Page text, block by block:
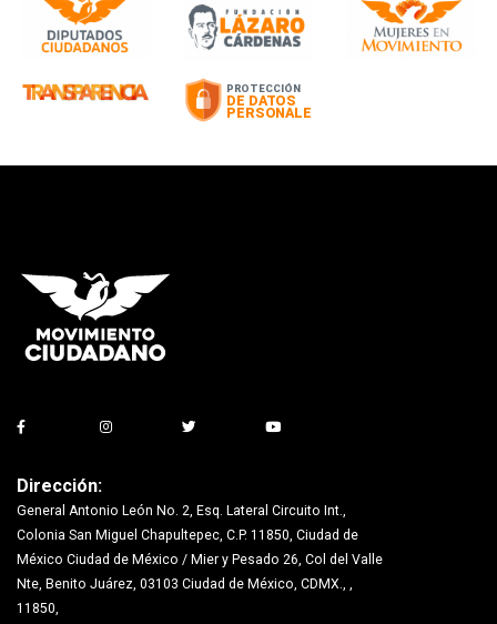
Dirección:
General Antonio León No. 2, Esq. Lateral Circuito Int.,
Colonia San Miguel Chapultepec, C.P. 11850, Ciudad de
México Ciudad de México / Mier y Pesado 26, Col del Valle
Nte, Benito Juárez, 03103 Ciudad de México, CDMX., ,
11850,